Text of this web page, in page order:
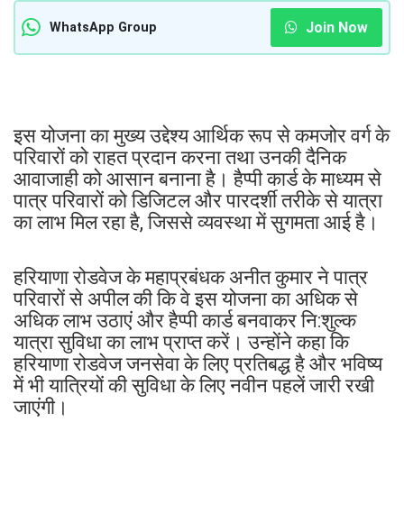
WhatsApp Group Join Now
इस योजना का मुख्य उद्देश्य आर्थिक रूप से कमजोर वर्ग के
परिवारों को राहत प्रदान करना तथा उनकी दैनिक
आवाजाही को आसान बनाना है। हैप्पी कार्ड के माध्यम से
पात्र परिवारों को डिजिटल और पारदर्शी तरीके से यात्रा
का लाभ मिल रहा है, जिससे व्यवस्था में सुगमता आई है।
हरियाणा रोडवेज के महाप्रबंधक अनीत कुमार ने पात्र
परिवारों से अपील की कि वे इस योजना का अधिक से
अधिक लाभ उठाएं और हैप्पी कार्ड बनवाकर नि:शुल्क
यात्रा सुविधा का लाभ प्राप्त करें। उन्होंने कहा कि
हरियाणा रोडवेज जनसेवा के लिए प्रतिबद्ध है और भविष्य
में भी यात्रियों की सुविधा के लिए नवीन पहलें जारी रखी
जाएंगी।